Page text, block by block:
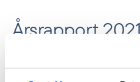
Årsrapport 2021